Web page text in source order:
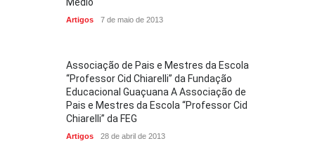
Artigos 7 de maio de 2013
Associação de Pais e Mestres da Escola
“Professor Cid Chiarelli” da Fundação
Educacional Guaçuana A Associação de
Pais e Mestres da Escola “Professor Cid
Chiarelli” da FEG
Artigos 28 de abril de 2013